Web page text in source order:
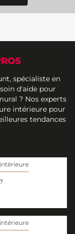
spécialiste en
d'aide pour
? Nos experts
intérieure pour
tendances